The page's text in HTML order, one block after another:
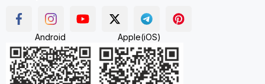
Android Apple(iOS)